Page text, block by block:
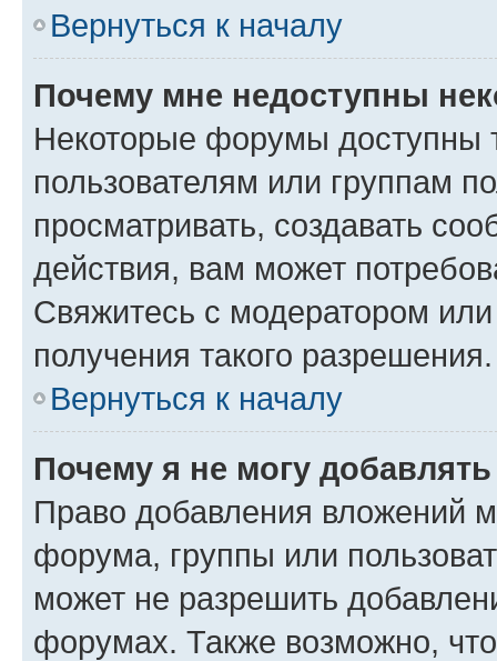
Вернуться к началу
Почему мне недоступны
Некоторые форумы доступны
пользователям или группам
просматривать, создавать
действия, вам может
Свяжитесь с модератором
получения такого разрешения.
Вернуться к началу
Почему я не могу
Право добавления вложений
форума, группы или
может не разрешить
форумах. Также возможно,